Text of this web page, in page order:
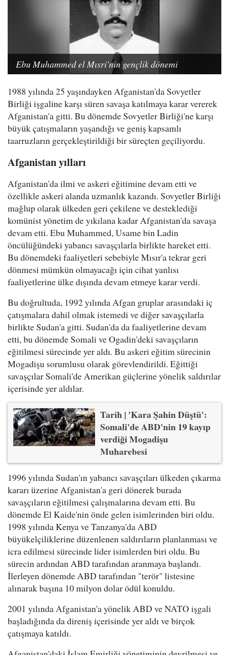
Ebu Muhammed el Mısri'nin gençlik dönemi
1988 yılında 25 yaşındayken Afganistan'da Sovyetler
Birliği işgaline karşı süren savaşa katılmaya karar vererek
Afganistan'a gitti. Bu dönemde Sovyetler Birliği'ne karşı
büyük çatışmaların yaşandığı ve geniş kapsamlı
taarruzların gerçekleştirildiği bir süreçten geçiliyordu.
Afganistan yılları
Afganistan'da ilmi ve askeri eğitimine devam etti ve
özellikle askeri alanda uzmanlık kazandı. Sovyetler Birliği
mağlup olarak ülkeden geri çekilene ve desteklediği
komünist yönetim de yıkılana kadar Afganistan'da savaşa
devam etti. Ebu Muhammed, Usame bin Ladin
öncülüğündeki yabancı savaşçılarla birlikte hareket etti.
Bu dönemdeki faaliyetleri sebebiyle Mısır'a tekrar geri
dönmesi mümkün olmayacağı için cihat yanlısı
faaliyetlerine ülke dışında devam etmeye karar verdi.
Bu doğrultuda, 1992 yılında Afgan gruplar arasındaki iç
çatışmalara dahil olmak istemedi ve diğer savaşçılarla
birlikte Sudan'a gitti. Sudan'da da faaliyetlerine devam
etti, bu dönemde Somali ve Ogadin'deki savaşçıların
eğitilmesi sürecinde yer aldı. Bu askeri eğitim sürecinin
Mogadişu sorumlusu olarak görevlendirildi. Eğittiği
savaşçılar Somali'de Amerikan güçlerine yönelik saldırılar
içerisinde yer aldılar.
Tarih | 'Kara Şahin Düştü':
Somali'de ABD'nin 19 kayıp
verdiği Mogadişu
Muharebesi
1996 yılında Sudan'ın yabancı savaşçıları ülkeden çıkarma
kararı üzerine Afganistan'a geri dönerek burada
savaşçıların eğitilmesi çalışmalarına devam etti. Bu
dönemde El Kaide'nin önde gelen isimlerinden biri oldu.
1998 yılında Kenya ve Tanzanya'da ABD
büyükelçiliklerine düzenlenen saldırıların planlanması ve
icra edilmesi sürecinde lider isimlerden biri oldu. Bu
sürecin ardından ABD tarafından aranmaya başlandı.
İlerleyen dönemde ABD tarafından "terör" listesine
alınarak başına 10 milyon dolar ödül konuldu.
2001 yılında Afganistan'a yönelik ABD ve NATO işgali
başladığında da direniş içerisinde yer aldı ve birçok
çatışmaya katıldı.